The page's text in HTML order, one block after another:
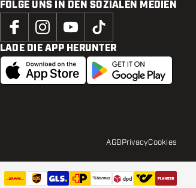
9,90 IN DEN WARENKORB
Zur
FOLGE UNS IN DEN SOZIALEN MEDIEN
LADE DIE APP HERUNTER
AGBPrivacyCookies